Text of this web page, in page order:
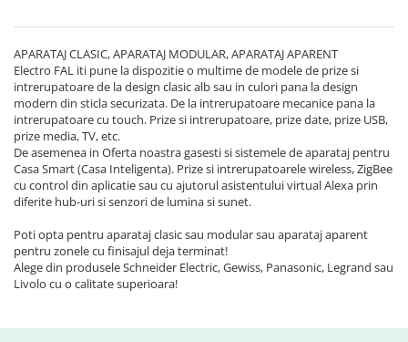
APARATAJ CLASIC, APARATAJ MODULAR, APARATAJ APARENT
Electro FAL iti pune la dispozitie o multime de modele de prize si
intrerupatoare de la design clasic alb sau in culori pana la design
modern din sticla securizata. De la intrerupatoare mecanice pana la
intrerupatoare cu touch. Prize si intrerupatoare, prize date, prize USB,
prize media, TV, etc.
De asemenea in Oferta noastra gasesti si sistemele de aparataj pentru
Casa Smart (Casa Inteligenta). Prize si intrerupatoarele wireless, ZigBee
cu control din aplicatie sau cu ajutorul asistentului virtual Alexa prin
diferite hub-uri si senzori de lumina si sunet.
Poti opta pentru aparataj clasic sau modular sau aparataj aparent
pentru zonele cu finisajul deja terminat!
Alege din produsele Schneider Electric, Gewiss, Panasonic, Legrand sau
Livolo cu o calitate superioara!